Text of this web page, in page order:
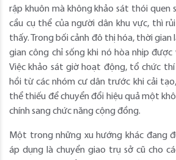
rập khuôn mà không khảo sát thói quen
cầu cụ thể của người dân khu vực, thì
thấy. Trong bối cảnh đô thị hóa, thời gian
gian công chỉ sống khi nó hòa nhịp
Việc khảo sát giờ hoạt động, tổ chức thí
hồi từ các nhóm cư dân trước khi cải
thể thiếu để chuyển đổi hiệu quả một
chính sang chức năng cộng đồng.
Một trong những xu hướng khác đang
áp dụng là chuyển giao trụ sở cũ cho